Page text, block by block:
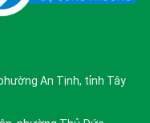
phường An Tịnh, tỉnh Tây